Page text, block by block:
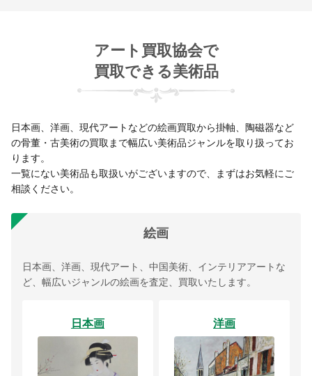
アート買取協会で
買取できる美術品
日本画、洋画、現代アートなどの絵画買取から掛軸、陶磁器など
の骨董・古美術の買取まで幅広い美術品ジャンルを取り扱ってお
ります。
一覧にない美術品も取扱いがございますので、まずはお気軽にご
相談ください。
絵画
日本画、洋画、現代アート、中国美術、インテリアアートな
ど、幅広いジャンルの絵画を査定、買取いたします。
日本画 洋画